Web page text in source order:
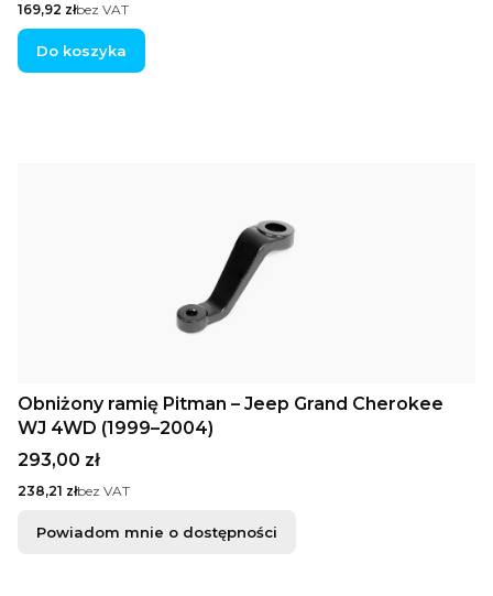
Cena
169,92 złbez VAT
Do koszyka
Obniżony ramię Pitman – Jeep Grand Cherokee
WJ 4WD (1999–2004)
Cena
293,00 zł
Cena
238,21 złbez VAT
Powiadom mnie o dostępności